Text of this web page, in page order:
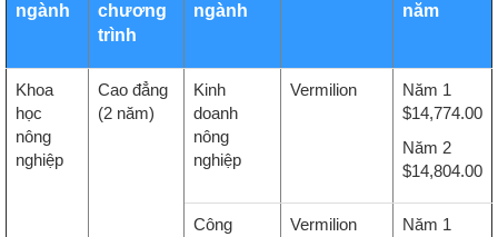
ngành
chương
trình
ngành
năm
Khoa
học
nông
nghiệp
Cao đẳng
(2 năm)
Kinh
doanh
nông
nghiệp
Vermilion
Năm 1
$14,774.00
Năm 2
$14,804.00
Công
Vermilion
Năm 1